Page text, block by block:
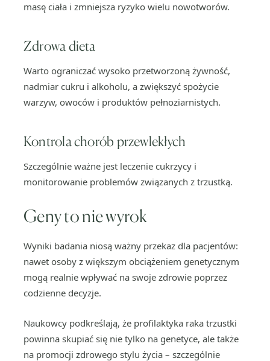
masę ciała i zmniejsza ryzyko wielu nowotworów.
Zdrowa dieta
Warto ograniczać wysoko przetworzoną żywność,
nadmiar cukru i alkoholu, a zwiększyć spożycie
warzyw, owoców i produktów pełnoziarnistych.
Kontrola chorób przewlekłych
Szczególnie ważne jest leczenie cukrzycy i
monitorowanie problemów związanych z trzustką.
Geny to nie wyrok
Wyniki badania niosą ważny przekaz dla pacjentów:
nawet osoby z większym obciążeniem genetycznym
mogą realnie wpływać na swoje zdrowie poprzez
codzienne decyzje.
Naukowcy podkreślają, że profilaktyka raka trzustki
powinna skupiać się nie tylko na genetyce, ale także
na promocji zdrowego stylu życia – szczególnie